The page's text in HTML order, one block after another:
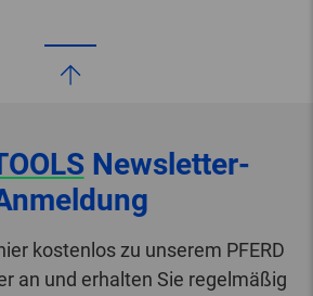
Newsletter-
kostenlos zu unserem PFERD
an und erhalten Sie regelmäßig